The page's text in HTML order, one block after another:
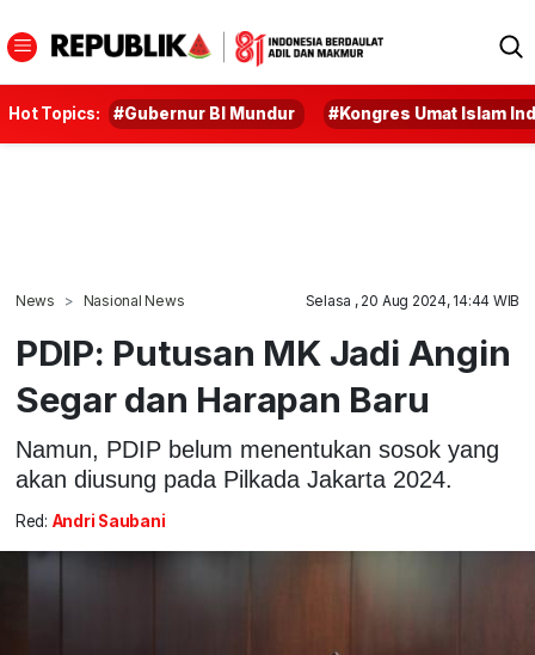
Hot Topics: #Gubernur BI Mundur #Kongres Umat Islam
News Nasional News Selasa , 20 Aug 2024, 14:44 WIB
PDIP: Putusan MK Jadi Angin
Segar dan Harapan Baru
Namun, PDIP belum menentukan sosok yang
akan diusung pada Pilkada Jakarta 2024.
Red: Andri Saubani